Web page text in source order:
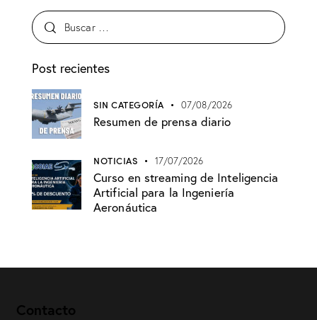
Post recientes
SIN CATEGORÍA 07/08/2026
Resumen de prensa diario
NOTICIAS 17/07/2026
Curso en streaming de Inteligencia
Artificial para la Ingeniería
Aeronáutica
Contacto